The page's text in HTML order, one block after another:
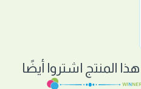
المنتج اشتروا أيضًا